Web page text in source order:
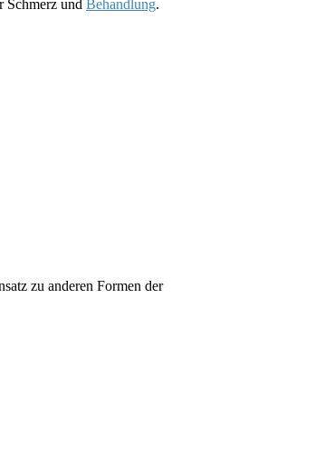
Schmerz und Behandlung.
zu anderen Formen der